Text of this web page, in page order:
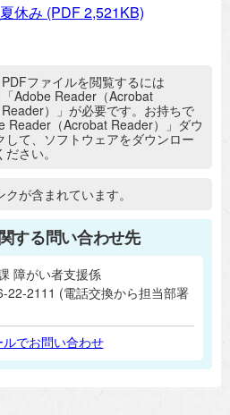
休み (PDF 2,521KB)
PDFファイルを閲覧するには
「Adobe Reader（Acrobat
Reader）」が必要です。お持ちで
Reader（Acrobat Reader）」ダウ
して、ソフトウェアをダウンロー
さい。
が含まれています。
する問い合わせ先
障がい者支援係
22-2111 (電話交換から担当部署
ルでお問い合わせ